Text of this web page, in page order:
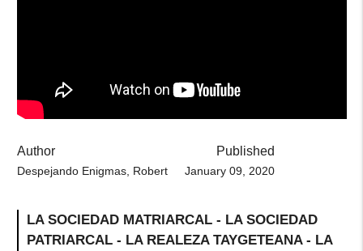
Author
Despejando Enigmas, Robert
Published
January 09, 2020
LA SOCIEDAD MATRIARCAL - LA SOCIEDAD
PATRIARCAL - LA REALEZA TAYGETEANA - LA